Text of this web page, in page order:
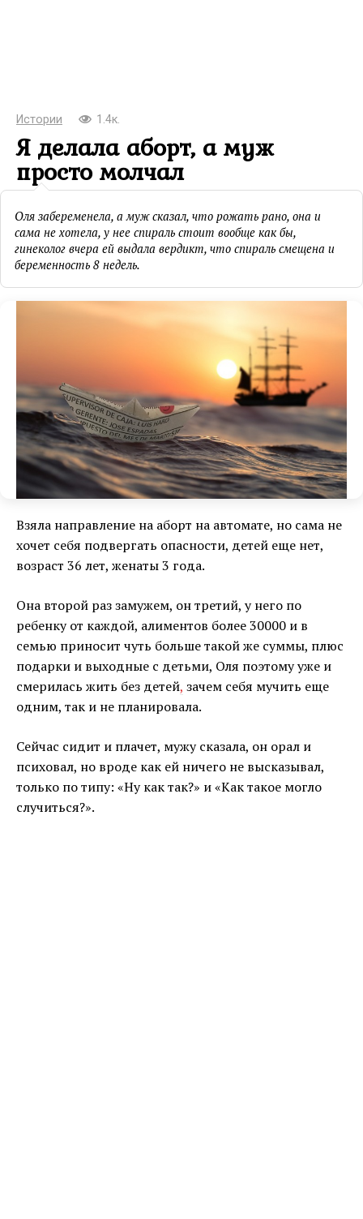
Истории 1.4к.
Я делала аборт, а муж
просто молчал
Оля забеременела, а муж сказал, что рожать рано, она и
сама не хотела, у нее спираль стоит вообще как бы,
гинеколог вчера ей выдала вердикт, что спираль смещена и
беременность 8 недель.
Взяла направление на аборт на автомате, но сама не
хочет себя подвергать опасности, детей еще нет,
возраст 36 лет, женаты 3 года.
Она второй раз замужем, он третий, у него по
ребенку от каждой, алиментов более 30000 и в
семью приносит чуть больше такой же суммы, плюс
подарки и выходные с детьми, Оля поэтому уже и
смерилась жить без детей, зачем себя мучить еще
одним, так и не планировала.
Сейчас сидит и плачет, мужу сказала, он орал и
психовал, но вроде как ей ничего не высказывал,
только по типу: «Ну как так?» и «Как такое могло
случиться?».